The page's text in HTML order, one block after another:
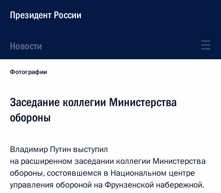
Президент России
Новости
Фотографии
Заседание коллегии Министерства
обороны
Владимир Путин выступил
на расширенном заседании коллегии Министерства
обороны, состоявшемся в Национальном центре
управления обороной на Фрунзенской набережной.